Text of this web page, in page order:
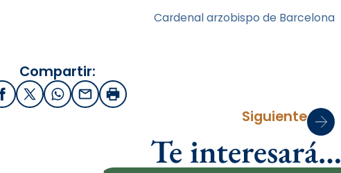
Cardenal arzobispo de Barcelona
Compartir:
FacebookX / Twitter
WhatsApp
EmailImprimir
Siguiente
Te interesará…